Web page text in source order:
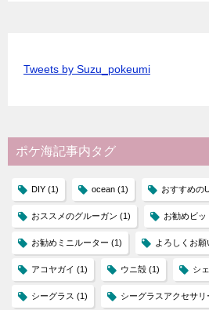
Tweets by Suzu_pokeumi
ポケ海記事内タグ
DIY (1) ocean (1) おすすめの
おススメのグルーガン (1) お勧めビッ
お勧めミニルーター (1) よろしくお
アコヤガイ (1) ウニ殻 (1) シ
シーグラス (1) シーグラスアクセサリ